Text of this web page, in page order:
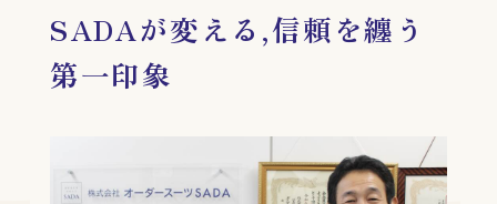
インタビュー
SADAが変える,信頼を纏う
第一印象